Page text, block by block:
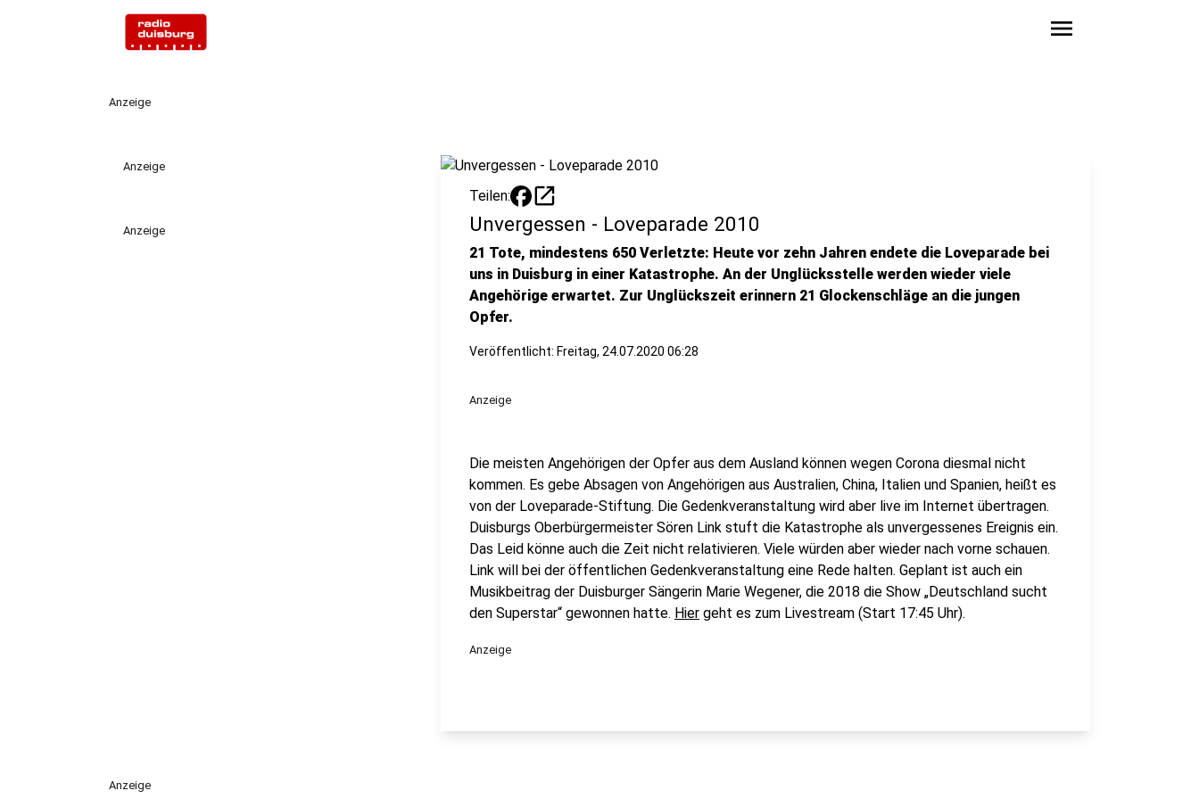
menu
Anzeige
Anzeige
Anzeige
Teilen: open_in_new
Unvergessen - Loveparade 2010
21 Tote, mindestens 650 Verletzte: Heute vor zehn Jahren endete die Loveparade bei
uns in Duisburg in einer Katastrophe. An der Unglücksstelle werden wieder viele
Angehörige erwartet. Zur Unglückszeit erinnern 21 Glockenschläge an die jungen
Opfer.
Veröffentlicht: Freitag, 24.07.2020 06:28
Anzeige
Die meisten Angehörigen der Opfer aus dem Ausland können wegen Corona diesmal nicht
kommen. Es gebe Absagen von Angehörigen aus Australien, China, Italien und Spanien, heißt es
von der Loveparade-Stiftung. Die Gedenkveranstaltung wird aber live im Internet übertragen.
Duisburgs Oberbürgermeister Sören Link stuft die Katastrophe als unvergessenes Ereignis ein.
Das Leid könne auch die Zeit nicht relativieren. Viele würden aber wieder nach vorne schauen.
Link will bei der öffentlichen Gedenkveranstaltung eine Rede halten. Geplant ist auch ein
Musikbeitrag der Duisburger Sängerin Marie Wegener, die 2018 die Show „Deutschland sucht
den Superstar“ gewonnen hatte. Hier geht es zum Livestream (Start 17:45 Uhr).
Anzeige
Anzeige